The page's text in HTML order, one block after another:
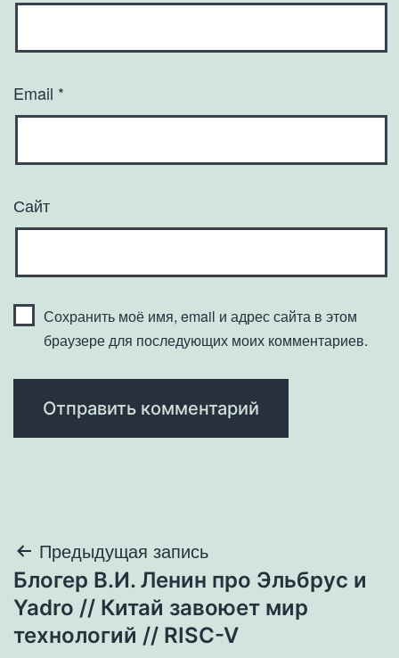
Email *
Сайт
Сохранить моё имя, email и адрес сайта в этом
браузере для последующих моих комментариев.
Навигация
по
записям
Предыдущая запись
Блогер В.И. Ленин про Эльбрус и
Yadro // Китай завоюет мир
технологий // RISC-V